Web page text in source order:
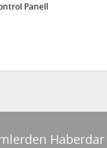
Panelİ